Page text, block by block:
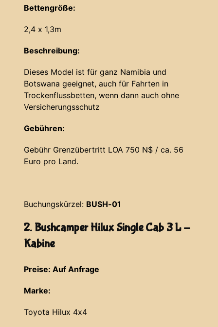
Bettengröße:
2,4 x 1,3m
Beschreibung:
Dieses Model ist für ganz Namibia und
Botswana geeignet, auch für Fahrten in
Trockenflussbetten, wenn dann auch ohne
Versicherungsschutz
Gebühren:
Gebühr Grenzübertritt LOA 750 N$ / ca. 56
Euro pro Land.
Buchungskürzel: BUSH-01
2. Bushcamper Hilux Single Cab 3 L -
Kabine
Preise: Auf Anfrage
Marke:
Toyota Hilux 4x4